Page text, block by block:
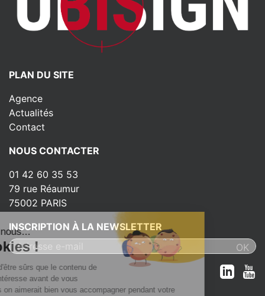
PLAN DU SITE
Agence
Actualités
Contact
NOUS CONTACTER
01 42 60 35 53
79 rue Réaumur
75002 PARIS
INSCRIPTION À LA NEWSLETTER
c'est nous...
Cookies !
a attendu d'être sûrs que le contenu de
vous intéresse avant de vous
mais on aimerait bien vous accompagner pendant votre